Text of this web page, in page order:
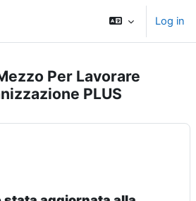
Log in
Per Lavorare
PLUS